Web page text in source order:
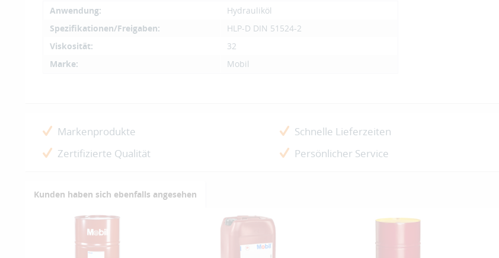
Anwendung:
Hydrauliköl
Spezifikationen/Freigaben:
HLP-D DIN 51524-2
Viskosität:
32
Marke:
Mobil
Markenprodukte Schnelle Lieferzeiten
Zertifizierte Qualität
Persönlicher Service
Kunden haben sich ebenfalls angesehen